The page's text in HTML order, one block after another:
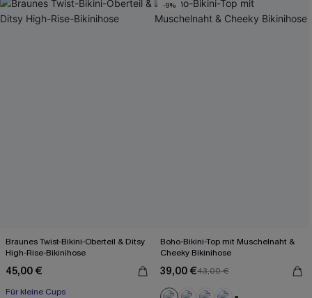
Braunes Twist-Bikini-Oberteil & Ditsy
High-Rise-Bikinihose
45,00 €
Für kleine Cups
-9%
Boho-Bikini-Top mit Muschelnaht &
Cheeky Bikinihose
39,00 €43,00 €